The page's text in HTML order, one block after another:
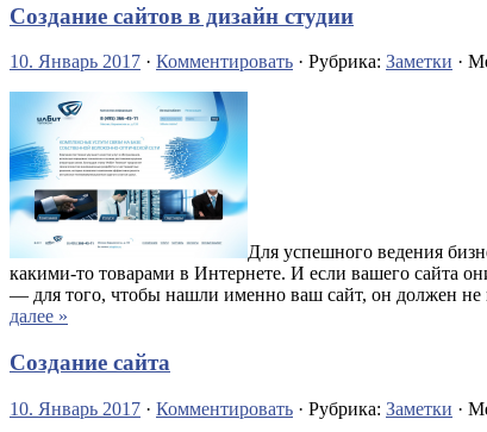
Создание сайтов в дизайн студии
10. Январь 2017 · Комментировать · Рубрика: Заметки ·
Для успешного ведения
какими-то товарами в Интернете. И если вашего сайта
— для того, чтобы нашли именно ваш сайт, он должен
далее »
Создание сайта
10. Январь 2017 · Комментировать · Рубрика: Заметки ·